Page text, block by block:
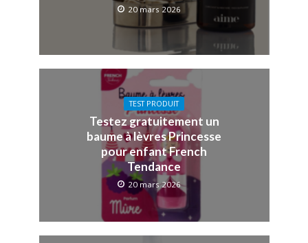
20 mars 2026
TEST PRODUIT
Testez gratuitement un
baume à lèvres Princesse
pour enfant French
Tendance
20 mars 2026